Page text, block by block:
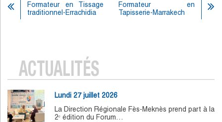
Formateur en Tissage
traditionnel-Errachidia
Formateur en
Tapisserie-Marrakech
ACTUALITÉS
Lundi 27 juillet 2026
La Direction Régionale Fès-Meknès prend part à la
2ᵉ édition du Forum…